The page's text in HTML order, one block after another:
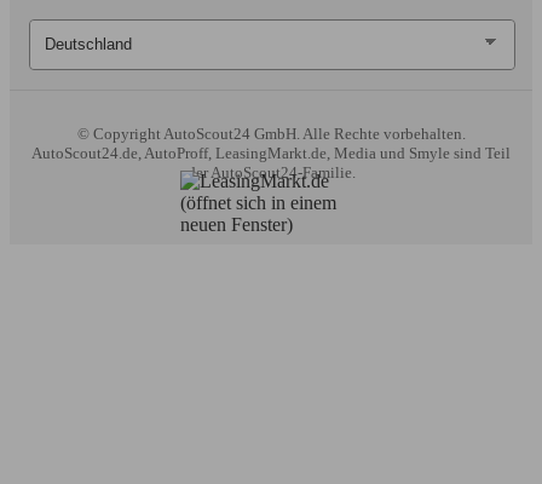
© Copyright AutoScout24 GmbH. Alle Rechte vorbehalten.
AutoScout24.de, AutoProff, LeasingMarkt.de, Media und Smyle sind Teil
der AutoScout24-Familie.